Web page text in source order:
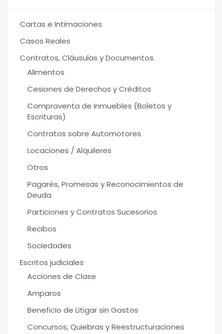
Cartas e Intimaciones
Casos Reales
Contratos, Cláusulas y Documentos
Alimentos
Cesiones de Derechos y Créditos
Compraventa de Inmuebles (Boletos y
Escrituras)
Contratos sobre Automotores
Locaciones / Alquileres
Otros
Pagarés, Promesas y Reconocimientos de
Deuda
Particiones y Contratos Sucesorios
Recibos
Sociedades
Escritos judiciales
Acciones de Clase
Amparos
Beneficio de Litigar sin Gastos
Concursos, Quiebras y Reestructuraciones